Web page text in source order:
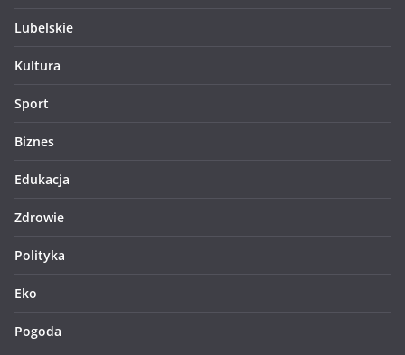
Lubelskie
Kultura
Sport
Biznes
Edukacja
Zdrowie
Polityka
Eko
Pogoda